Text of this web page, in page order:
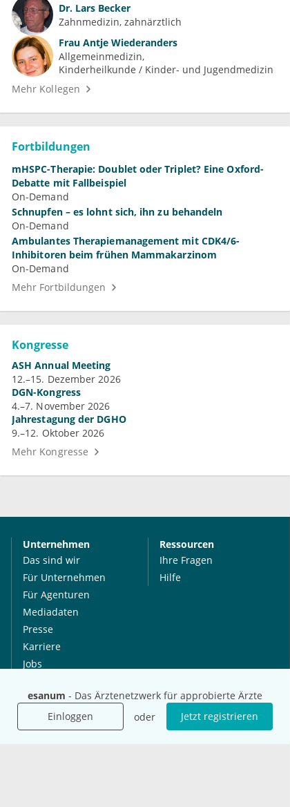
esanum - Das Ärztenetzwerk für approbierte Ärzte
Einloggen
oder Jetzt registrieren
Dr. Lars Becker
Zahnmedizin, zahnärztlich
Frau Antje Wiederanders
Allgemeinmedizin
Kinderheilkunde / Kinder- und Jugendmedizin
Mehr Kollegen
Fortbildungen
mHSPC-Therapie: Doublet oder Triplet? Eine Oxford-
Debatte mit Fallbeispiel
On-Demand
Schnupfen – es lohnt sich, ihn zu behandeln
On-Demand
Ambulantes Therapiemanagement mit CDK4/6-
Inhibitoren beim frühen Mammakarzinom
On-Demand
Mehr Fortbildungen
Kongresse
ASH Annual Meeting
12.–15. Dezember 2026
DGN-Kongress
4.–7. November 2026
Jahrestagung der DGHO
9.–12. Oktober 2026
Mehr Kongresse
Unternehmen
Das sind wir
Für Unternehmen
Für Agenturen
Mediadaten
Presse
Karriere
Jobs
Ressourcen
Ihre Fragen
Hilfe
International
esanum.it
esanum.com
Social Media
Youtube
Twitter